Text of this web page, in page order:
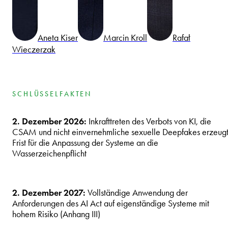
Aneta Kiser Marcin Kroll
Rafał
Wieczerzak
SCHLÜSSELFAKTEN
2. Dezember 2026: Inkrafttreten des Verbots von KI, die
CSAM und nicht einvernehmliche sexuelle Deepfakes
Frist für die Anpassung der Systeme an die
Wasserzeichenpflicht
2. Dezember 2027: Vollständige Anwendung der
Anforderungen des AI Act auf eigenständige Systeme mit
hohem Risiko (Anhang III)